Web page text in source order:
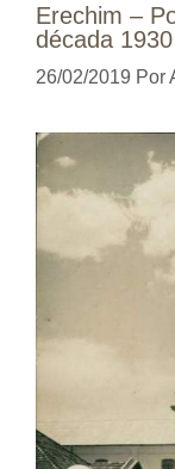
Erechim –
década 1930
26/02/2019 Por